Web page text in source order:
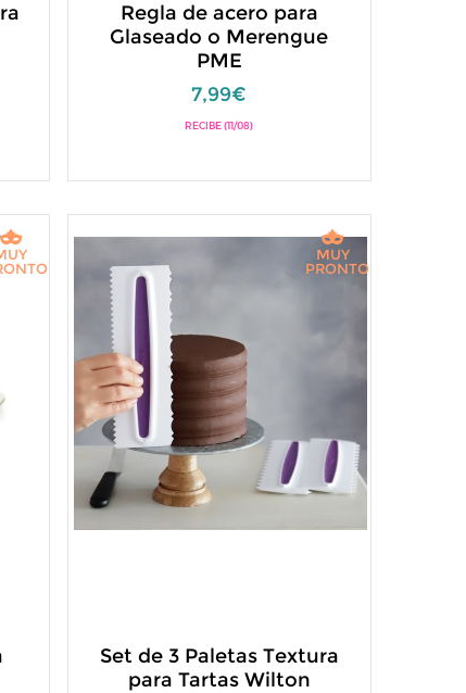
Regla de acero para
Glaseado o Merengue
PME
7,99€
RECIBE (11/08)
Set de 3 Paletas Textura
para Tartas Wilton
MUY
PRONTO